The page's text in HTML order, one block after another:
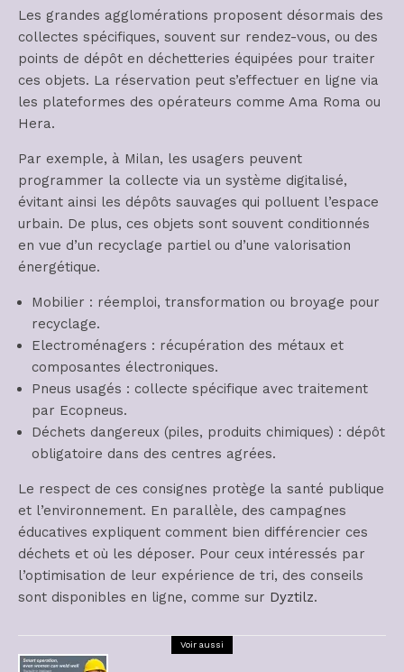
Les grandes agglomérations proposent désormais des
collectes spécifiques, souvent sur rendez-vous, ou des
points de dépôt en déchetteries équipées pour traiter
ces objets. La réservation peut s’effectuer en ligne via
les plateformes des opérateurs comme Ama Roma ou
Hera.
Par exemple, à Milan, les usagers peuvent
programmer la collecte via un système digitalisé,
évitant ainsi les dépôts sauvages qui polluent l’espace
urbain. De plus, ces objets sont souvent conditionnés
en vue d’un recyclage partiel ou d’une valorisation
énergétique.
Mobilier : réemploi, transformation ou broyage pour
recyclage.
Electroménagers : récupération des métaux et
composantes électroniques.
Pneus usagés : collecte spécifique avec traitement
par Ecopneus.
Déchets dangereux (piles, produits chimiques) : dépôt
obligatoire dans des centres agrées.
Le respect de ces consignes protège la santé publique
et l’environnement. En parallèle, des campagnes
éducatives expliquent comment bien différencier ces
déchets et où les déposer. Pour ceux intéressés par
l’optimisation de leur expérience de tri, des conseils
sont disponibles en ligne, comme sur Dyztilz.
Voir aussi